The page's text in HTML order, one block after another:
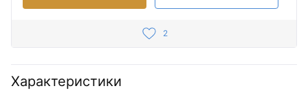
2
Характеристики